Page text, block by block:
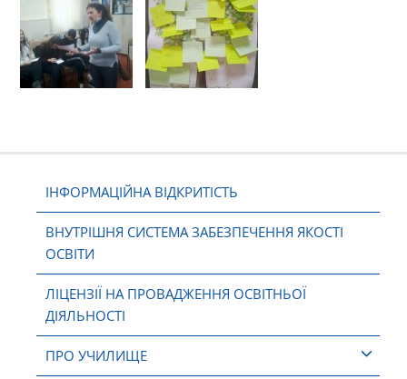
ІНФОРМАЦІЙНА ВІДКРИТІСТЬ
ВНУТРІШНЯ СИСТЕМА ЗАБЕЗПЕЧЕННЯ ЯКОСТІ
ОСВІТИ
ЛІЦЕНЗІЇ НА ПРОВАДЖЕННЯ ОСВІТНЬОЇ
ДІЯЛЬНОСТІ
ПРО УЧИЛИЩЕ